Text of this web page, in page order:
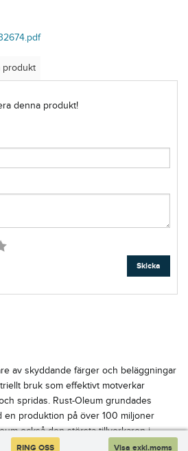
produkt
denna produkt!
Skicka
av skyddande färger och beläggningar
bruk som effektivt motverkar
spridas. Rust-Oleum grundades
en produktion på över 100 miljoner
också den största tillverkaren i
RING OSS Visa exkl.moms